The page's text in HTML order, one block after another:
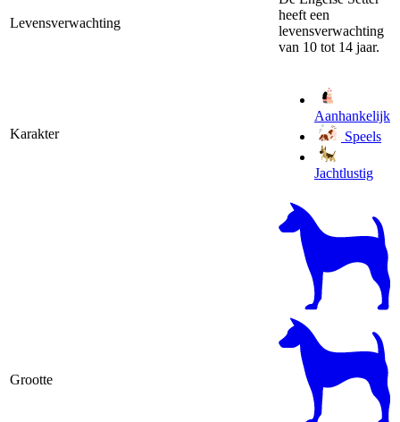
Levensverwachting
heeft een
levensverwachting
van 10 tot 14 jaar.
Karakter
Aanhankelijk
Speels
Jachtlustig
Grootte